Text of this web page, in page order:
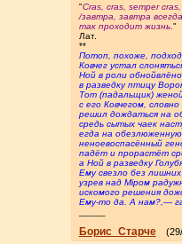
"Cras, cras, semper
/завтра, завтра
так проходит жизнь. "
Лат.
**
Потоп, похоже,
Ковчег устал
Ной в роли
в разведку птицу
Тот (падальщик)
с его Ковчегом,
решил дождаться на
средь сытых чаек
егда на
неноевоспасённый
падёт и прорастёт
а Ной в разведку
Ему свезло без
узрев над Мiром
искомого решения
Ему-то да. А нам?,—
Борис_Старче